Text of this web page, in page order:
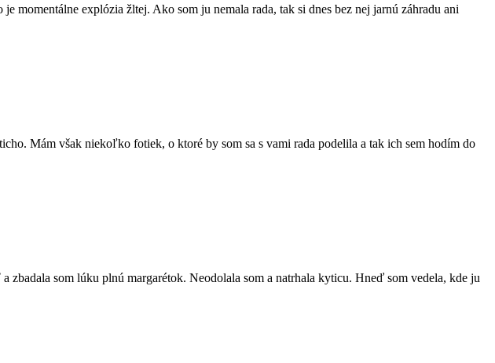
explózia žltej. Ako som ju nemala rada, tak si dnes bez nej jarnú záhradu ani
Mám však niekoľko fotiek, o ktoré by som sa s vami rada podelila a tak ich sem hodím do
som lúku plnú margarétok. Neodolala som a natrhala kyticu. Hneď som vedela, kde ju